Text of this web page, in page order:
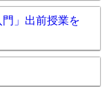
門」出前授業を